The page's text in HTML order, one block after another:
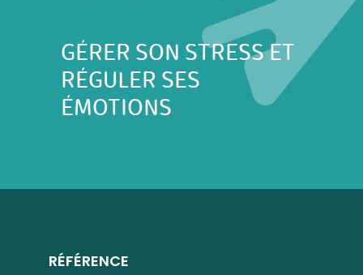
GÉRER SON STRESS ET
RÉGULER SES
ÉMOTIONS
RÉFÉRENCE